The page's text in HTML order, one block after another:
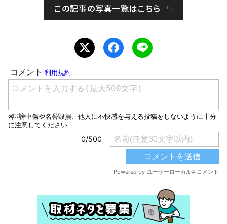
この記事の写真一覧はこちら